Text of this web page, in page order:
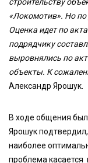
строительству
«Локомотив». Но по
Оценка идет по
подрядчику
выровнялись по
объекты. К
Александр Ярошук.
В ходе общения
Ярошук
наиболее
проблема касается